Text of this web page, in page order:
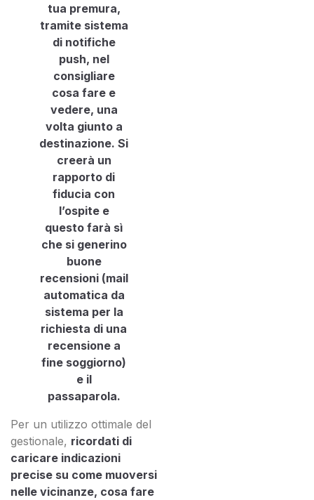
tua premura,
tramite sistema
di notifiche
push, nel
consigliare
cosa fare e
vedere, una
volta giunto a
destinazione. Si
creerà un
rapporto di
fiducia con
l’ospite e
questo farà sì
che si generino
buone
recensioni (mail
automatica da
sistema per la
richiesta di una
recensione a
fine soggiorno)
e il
passaparola.
Per un utilizzo ottimale del
gestionale, ricordati di
caricare indicazioni
precise su come muoversi
nelle vicinanze, cosa fare